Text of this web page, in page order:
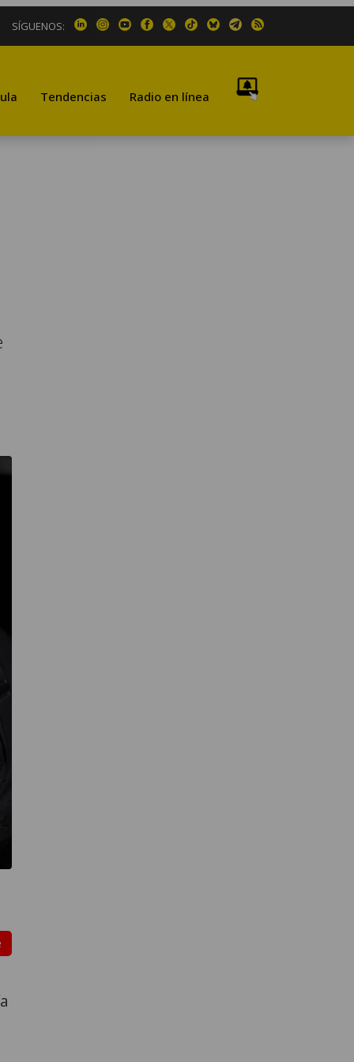
SÍGUENOS:
Tendencias Radio en línea